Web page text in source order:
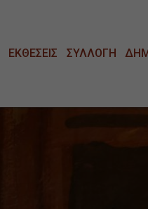
ΕΚΘΕΣΕΙΣ ΣΥΛΛΟΓΗ